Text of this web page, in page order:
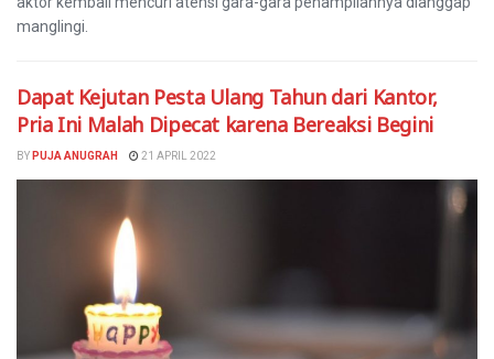
manglingi.
Dapat Kejutan Pesta Ulang Tahun dari Kantor,
Pria Ini Malah Dipecat karena Bereaksi Begini
BY PUJA ANUGRAH 21 APRIL 2022